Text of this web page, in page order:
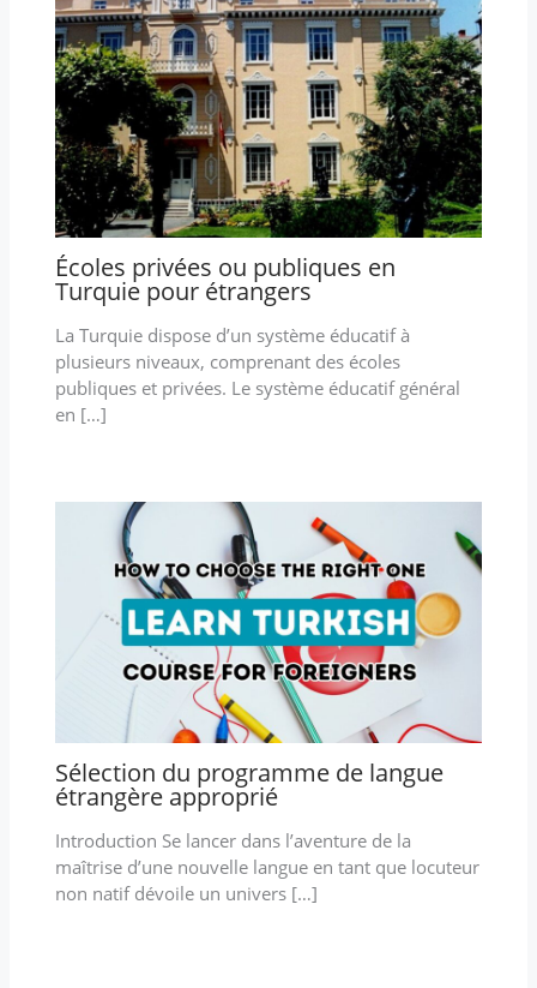
Écoles privées ou publiques en
Turquie pour étrangers
La Turquie dispose d’un système éducatif à
plusieurs niveaux, comprenant des écoles
publiques et privées. Le système éducatif général
en […]
Sélection du programme de langue
étrangère approprié
Introduction Se lancer dans l’aventure de la
maîtrise d’une nouvelle langue en tant que locuteur
non natif dévoile un univers […]